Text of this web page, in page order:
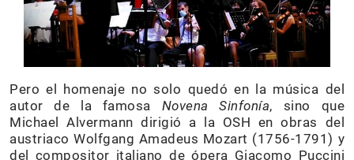
Pero el homenaje no solo quedó en la música del
autor de la famosa Novena Sinfonía, sino que
Michael Alvermann dirigió a la OSH en obras del
austriaco Wolfgang Amadeus Mozart (1756-1791) y
del compositor italiano de ópera Giacomo Puccini